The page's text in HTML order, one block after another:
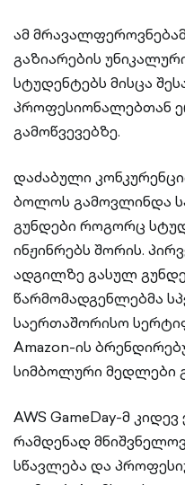
ამ
გაზიარების
სტუდენტებს მისცა
პროფესიონალებთან
გამოწვევებზე.
დაძაბული
ბოლოს გამოვლინდა
გუნდები როგორც
ინჟინრებს შორის.
ადგილზე გასულ
წარმომადგენლებმა
საერთაშორისო
Amazon-ის
სიმბოლური მედლები
AWS GameDay-მ
რამდენად
სწავლება და